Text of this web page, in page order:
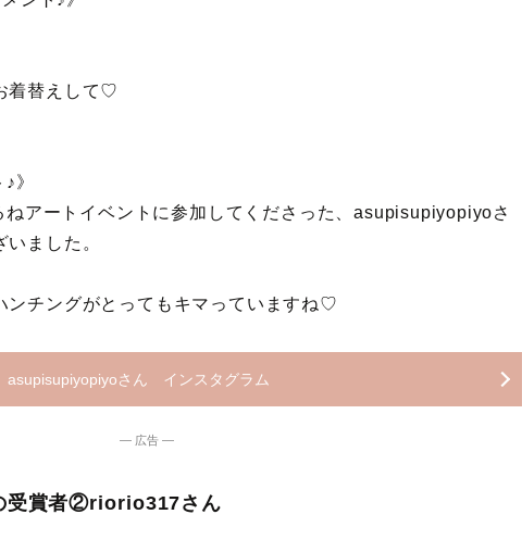
着替えして♡
》
アートイベントに参加してくださった、asupisupiyopiyoさ
ました。
ンチングがとってもキマっていますね♡
asupisupiyopiyoさん インスタグラム
― 広告 ―
受賞者②riorio317さん